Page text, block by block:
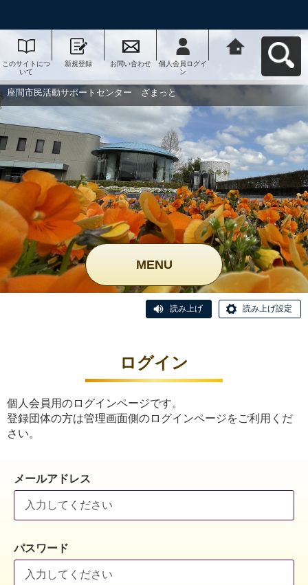
このサイトにつ
いて
新規登録 お問い合わせ
個人会員ログイ
ン
ー ざまっとへ
座間市民活動サポートセンター ざまっと
MENU
読み上げ 読み上げ設定
ログイン
個人会員用のログインページです。
登録団体の方は管理画面側のログインページをご利用くだ
さい。
メールアドレス
パスワード